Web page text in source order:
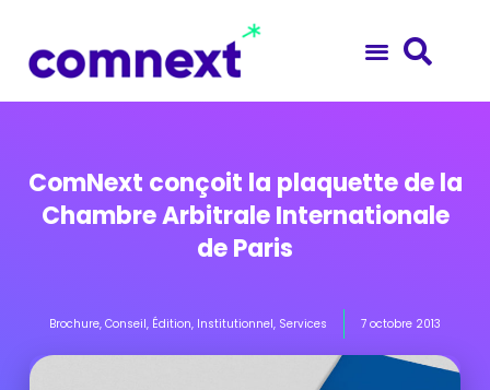
ComNext conçoit la plaquette de la
Chambre Arbitrale Internationale
de Paris
Brochure, Conseil, Édition, Institutionnel, Services 7 octobre 2013